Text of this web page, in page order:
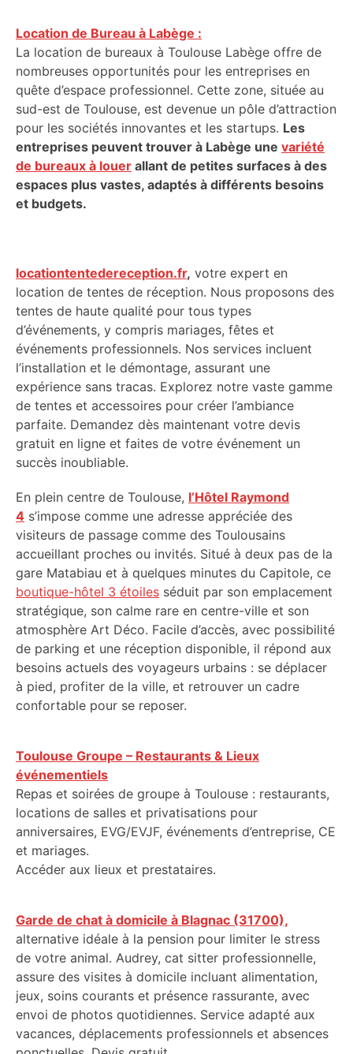
Location de Bureau à Labège :
La location de bureaux à Toulouse Labège offre de
nombreuses opportunités pour les entreprises en
quête d’espace professionnel. Cette zone, située au
sud-est de Toulouse, est devenue un pôle d’attraction
pour les sociétés innovantes et les startups. Les
entreprises peuvent trouver à Labège une variété
de bureaux à louer allant de petites surfaces à des
espaces plus vastes, adaptés à différents besoins
et budgets.
locationtentedereception.fr, votre expert en
location de tentes de réception. Nous proposons des
tentes de haute qualité pour tous types
d’événements, y compris mariages, fêtes et
événements professionnels. Nos services incluent
l’installation et le démontage, assurant une
expérience sans tracas. Explorez notre vaste gamme
de tentes et accessoires pour créer l’ambiance
parfaite. Demandez dès maintenant votre devis
gratuit en ligne et faites de votre événement un
succès inoubliable.
En plein centre de Toulouse, l’Hôtel Raymond
4 s’impose comme une adresse appréciée des
visiteurs de passage comme des Toulousains
accueillant proches ou invités. Situé à deux pas de la
gare Matabiau et à quelques minutes du Capitole, ce
boutique-hôtel 3 étoiles séduit par son emplacement
stratégique, son calme rare en centre-ville et son
atmosphère Art Déco. Facile d’accès, avec possibilité
de parking et une réception disponible, il répond aux
besoins actuels des voyageurs urbains : se déplacer
à pied, profiter de la ville, et retrouver un cadre
confortable pour se reposer.
Toulouse Groupe – Restaurants & Lieux
événementiels
Repas et soirées de groupe à Toulouse : restaurants,
locations de salles et privatisations pour
anniversaires, EVG/EVJF, événements d’entreprise, CE
et mariages.
Accéder aux lieux et prestataires.
Garde de chat à domicile à Blagnac (31700),
alternative idéale à la pension pour limiter le stress
de votre animal. Audrey, cat sitter professionnelle,
assure des visites à domicile incluant alimentation,
jeux, soins courants et présence rassurante, avec
envoi de photos quotidiennes. Service adapté aux
vacances, déplacements professionnels et absences